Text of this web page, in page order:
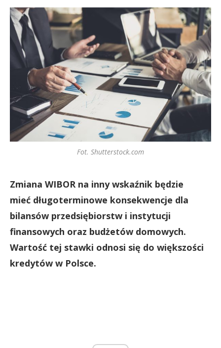
Fot. Shutterstock.com
Zmiana WIBOR na inny wskaźnik będzie
mieć długoterminowe konsekwencje dla
bilansów przedsiębiorstw i instytucji
finansowych oraz budżetów domowych.
Wartość tej stawki odnosi się do większości
kredytów w Polsce.